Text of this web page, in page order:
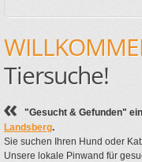
Tiersuche!
"Gesucht & Gefunden"
Landsberg.
Sie suchen Ihren Hund oder
Unsere lokale Pinwand für